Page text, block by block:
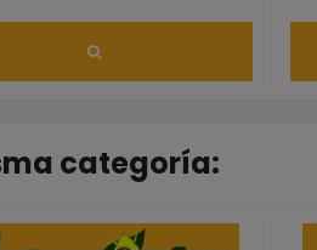
categoría: